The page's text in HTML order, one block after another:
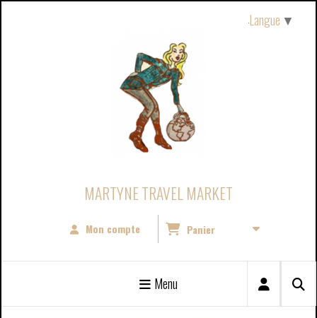
MARTYNE TRAVEL MARKET
Mon compte Panier
Menu
Langue ▼
Panneau de gestion des cookies